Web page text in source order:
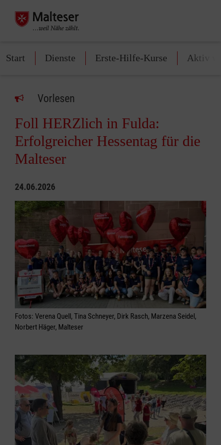
Start Dienste Erste-Hilfe-Kurse Aktiv
Vorlesen
Foll HERZlich in Fulda:
Erfolgreicher Hessentag für die
Malteser
24.06.2026
Fotos: Verena Quell, Tina Schneyer, Dirk Rasch, Marzena Seidel,
Norbert Häger, Malteser